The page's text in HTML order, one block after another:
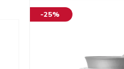
-25%